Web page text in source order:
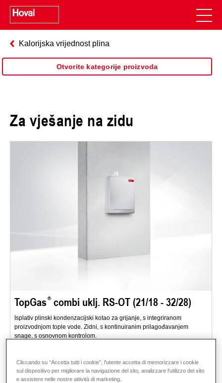
Kalorijska vrijednost plina
Otvorite kategorije proizvoda
Za vješanje na zidu
TopGas combi uklj. RS-OT (21/18 - 32/28)
Isplativ plinski kondenzacijski kotao za grijanje, s integriranom
proizvodnjom tople vode. Zidni, s kontinuiranim prilagođavanjem
snage, s osnovnom kontrolom.
obnove.
OpisPodaci i cijenePreuzimanjaSistemska tehnologija
Cliccando su “Accetta tutti i cookie”, l'utente accetta di memorizzare i cookie
sul dispositivo per migliorare la navigazione del sito, analizzare l'utilizzo del sito
e assistere nelle nostre attività di marketing.